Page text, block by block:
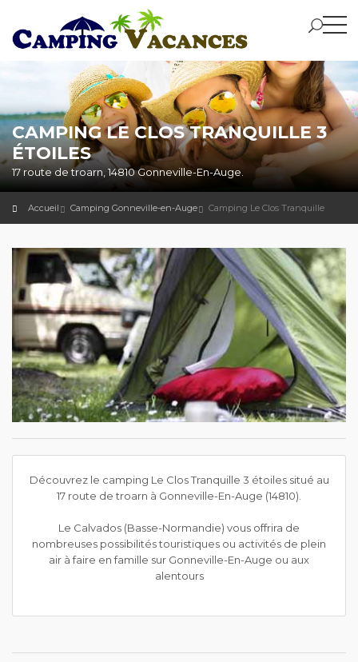
CAMPING LE CLOS TRANQUILLE 3
ÉTOILES
17 route de troarn, 14810 Gonneville-En-Auge.
Accueil Camping Gonneville-en-Auge Camping Le Clos Tranquille
Découvrez le camping Le Clos Tranquille 3 étoiles situé au
17 route de troarn à Gonneville-En-Auge (14810).
Le Calvados (Basse-Normandie) vous offrira de
nombreuses possibilités touristiques ou activités de plein
air à faire en famille sur Gonneville-En-Auge ou aux
alentours